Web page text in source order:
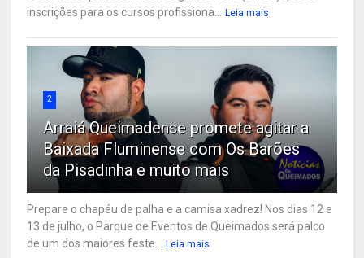
inscrições para os cursos profissiona...
Leia mais
2
Arraiá Queimadense promete agitar a
Baixada Fluminense com Os Barões
da Pisadinha e muito mais
Prepare o chapéu de palha e a camisa xadrez! Nos dias 12 e
13 de julho, o Parque de Eventos de Queimados será palco
de um dos maiores feste...
Leia mais